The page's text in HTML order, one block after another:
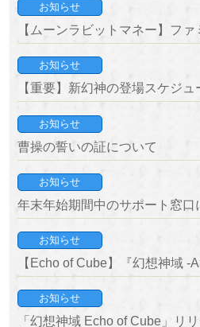
お知らせ
お知らせ
【重要】新幻神の登場スケジュ
お知らせ
曹操の誓いの証について
お知らせ
年末年始期間中のサポート窓口
お知らせ
お知らせ
「幻想神域 Echo of Cube」リ